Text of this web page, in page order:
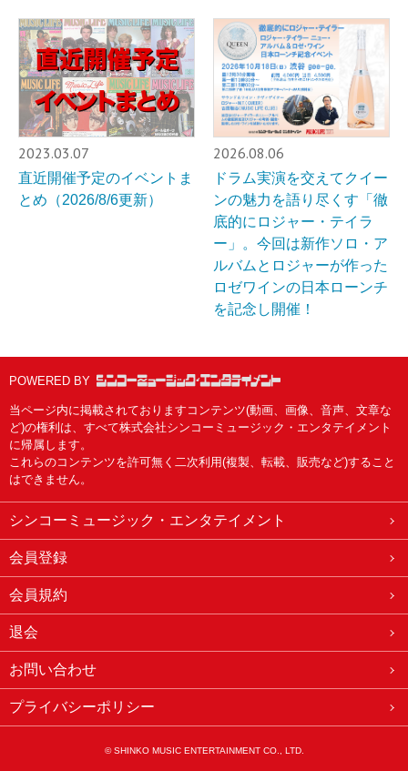
2023.03.07
直近開催予定のイベントま
とめ（2026/8/6更新）
2026.08.06
ドラム実演を交えてクイー
ンの魅力を語り尽くす「徹
底的にロジャー・テイラ
ー」。今回は新作ソロ・ア
ルバムとロジャーが作った
ロゼワインの日本ローンチ
を記念し開催！
POWERED BY
当ページ内に掲載されておりますコンテンツ(動画、画像、音声、文章な
ど)の権利は、すべて株式会社シンコーミュージック・エンタテイメント
に帰属します。
これらのコンテンツを許可無く二次利用(複製、転載、販売など)すること
はできません。
シンコーミュージック・エンタテイメント
会員登録
会員規約
退会
お問い合わせ
プライバシーポリシー
© SHINKO MUSIC ENTERTAINMENT CO., LTD.